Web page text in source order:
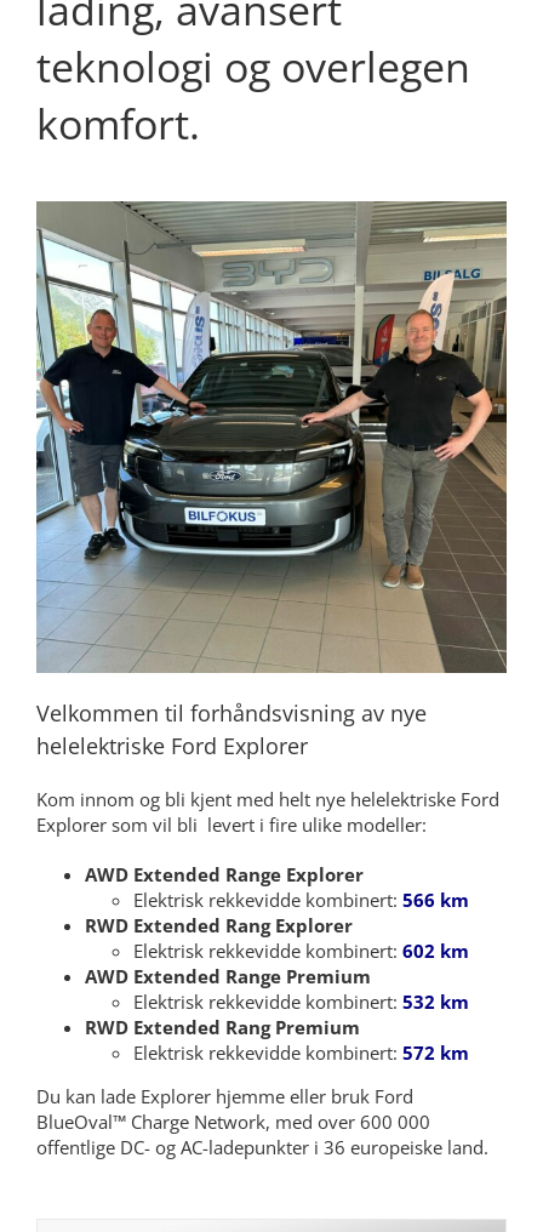
teknologi og overlegen
komfort.
Velkommen til forhåndsvisning av nye
helelektriske Ford Explorer
Kom innom og bli kjent med helt nye helelektriske Ford
Explorer som vil bli levert i fire ulike modeller:
AWD Extended Range Explorer
Elektrisk rekkevidde kombinert: 566 km
RWD Extended Rang Explorer
Elektrisk rekkevidde kombinert: 602 km
AWD Extended Range Premium
Elektrisk rekkevidde kombinert: 532 km
RWD Extended Rang Premium
Elektrisk rekkevidde kombinert: 572 km
Du kan lade Explorer hjemme eller bruk Ford
BlueOval™ Charge Network, med over 600 000
offentlige DC- og AC-ladepunkter i 36 europeiske land.